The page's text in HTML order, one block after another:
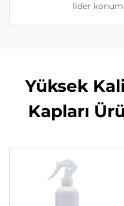
lider
Yüksek
Kapları